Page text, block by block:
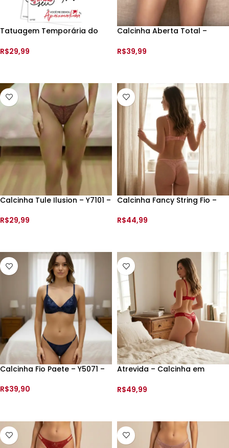
Tatuagem Temporária do
Cartela
R$29,99
Calcinha Aberta Total –
R$39,99
Calcinha Tule Ilusion – Y7101 –
R$29,99
Calcinha Fancy String Fio –
R$44,99
Calcinha Fio Paete – Y5071 –
R$39,90
Atrevida – Calcinha em
R$49,99